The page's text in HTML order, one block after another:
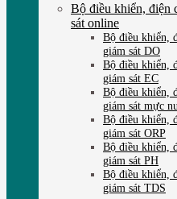
Bộ điều khiển, điện
sát online
Bộ điều khiển,
giám sát DO
Bộ điều khiển,
giám sát EC
Bộ điều khiển,
giám sát mực
Bộ điều khiển,
giám sát ORP
Bộ điều khiển,
giám sát PH
Bộ điều khiển,
giám sát TDS